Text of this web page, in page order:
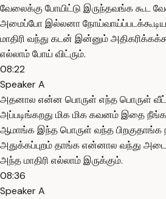
வேலைக்கு போயிட்டு இருந்தவங்க கூட
அமைப்போ இல்லனா
மாதிரி வந்து கடன் இன்னும்
எல்லாம் போய் விட்ரும்.
08:22
Speaker A
அதனால என்ன பொருள் எந்த பொருள்
அப்படிங்கறது மிக மிக கவனம் இதை
ஆமாங்க இந்த பொருள் வந்த
அதுக்கப்புறம் தாங்க என்னால வந்து
அந்த மாதிரி எல்லாம் இருக்கும்.
08:36
Speaker A